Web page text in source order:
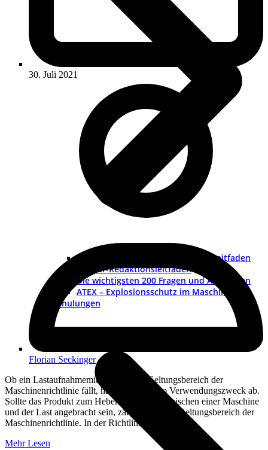
Betriebsanleitung erstellen – ein Leitfaden
Muster-Redaktionsleitfaden
Die wichtigsten 200 Fragen und Antworten
ATEX – Explosionsschutz im Maschinenbau
Schulungen
30. Juli 2021
Florian Seckinger
Ob ein Lastaufnahmemittel unter den Geltungsbereich der
Maschinenrichtlinie fällt, hängt von seinem Verwendungszweck ab.
Sollte das Produkt zum Heben einer Last, zwischen einer Maschine
und der Last angebracht sein, zählt es zu dem Geltungsbereich der
Maschinenrichtlinie. In der Richtlinie findet…
Mehr Lesen